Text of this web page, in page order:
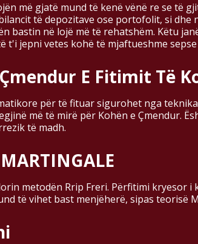
më gjatë mund të kenë vënë re se të
të depozitave ose portofolit, si
bastin në lojë më të rehatshëm. Këtu
t'i jepni vetes kohë të mjaftueshme
E Fitimit Të
për të fituar sigurohet nga
më të mirë për Kohën e Çmendur.
të madh.
metodën Rrip Freri. Përfitimi kryesor
të vihet bast menjëherë, sipas teorisë